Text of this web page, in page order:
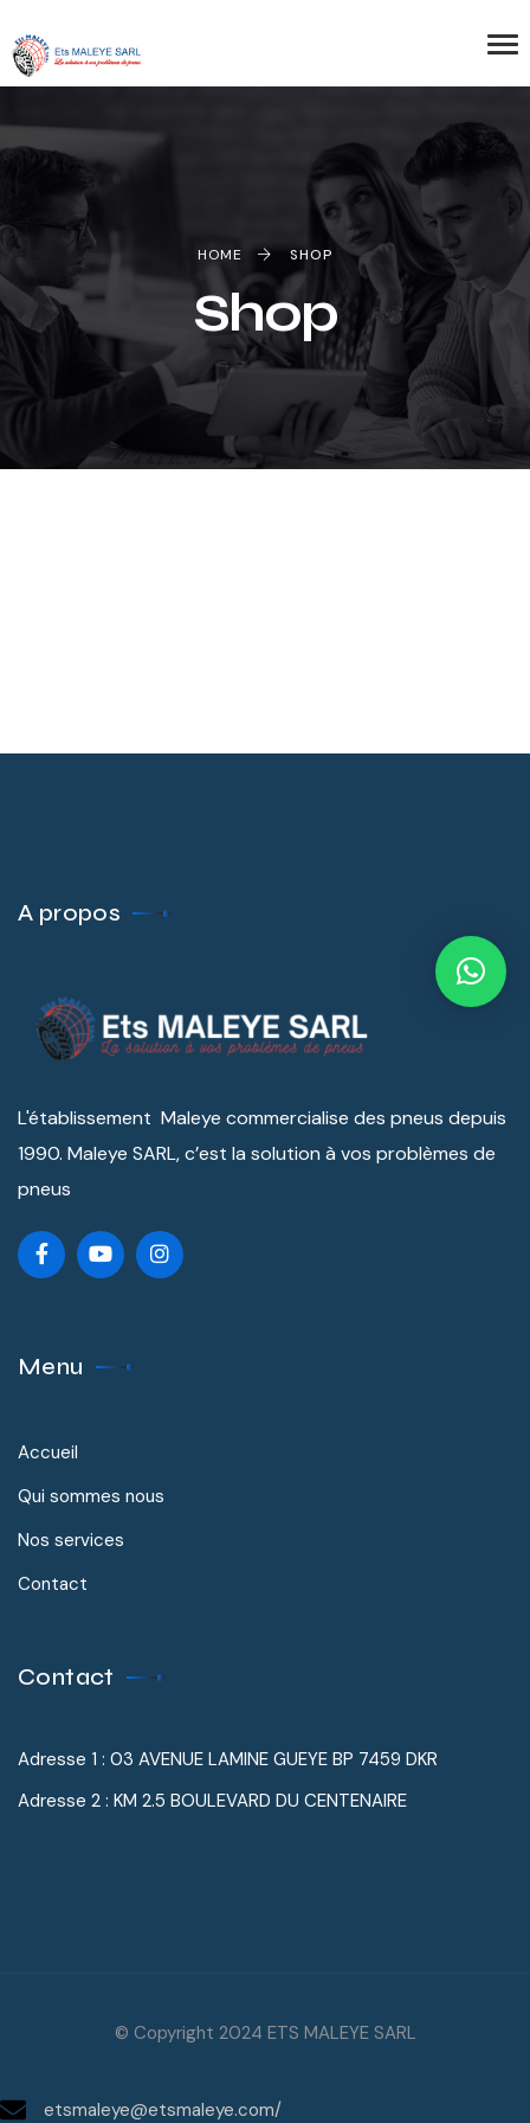
HOME SHOP
Shop
A propos
L'établissement Maleye commercialise des pneus depuis
1990. Maleye SARL, c’est la solution à vos problèmes de
pneus
Menu
Accueil
Qui sommes nous
Nos services
Contact
Contact
Adresse 1 : 03 AVENUE LAMINE GUEYE BP 7459 DKR
Adresse 2 : KM 2.5 BOULEVARD DU CENTENAIRE
© Copyright 2024 ETS MALEYE SARL
etsmaleye@etsmaleye.com/